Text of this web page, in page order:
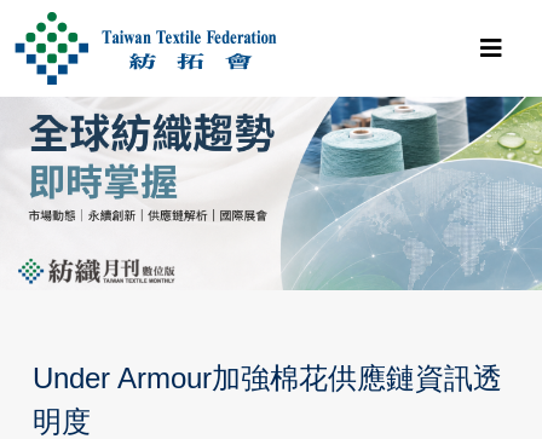
Under Armour加強棉花供應鏈資訊透
明度